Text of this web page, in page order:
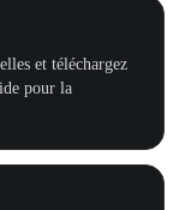
et téléchargez
pour la